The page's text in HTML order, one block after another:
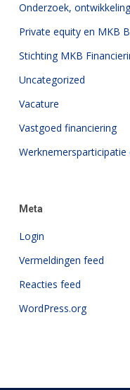
Onderzoek,
Private equity en MKB
Stichting MKB
Uncategorized
Vacature
Vastgoed financiering
Meta
Login
Vermeldingen feed
Reacties feed
WordPress.org